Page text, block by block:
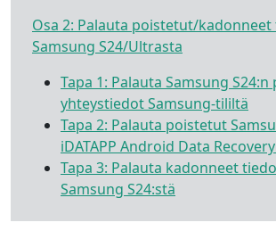
Osa 2: Palauta poistetut/
Samsung S24/Ultrasta
Tapa 1: Palauta Samsung
yhteystiedot Samsung-tililtä
Tapa 2: Palauta poistetut
iDATAPP Android Data
Tapa 3: Palauta kadonneet
Samsung S24:stä